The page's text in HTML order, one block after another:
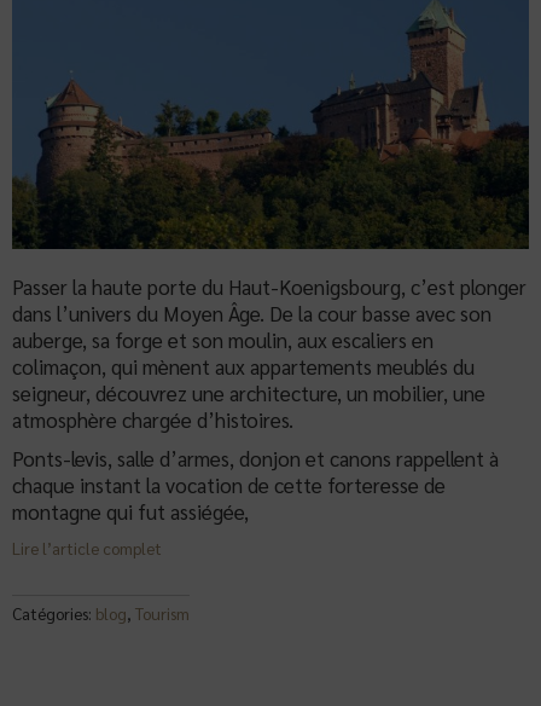
Passer la haute porte du Haut-Koenigsbourg, c’est plonger
dans l’univers du Moyen Âge. De la cour basse avec son
auberge, sa forge et son moulin, aux escaliers en
colimaçon, qui mènent aux appartements meublés du
seigneur, découvrez une architecture, un mobilier, une
atmosphère chargée d’histoires.
Ponts-levis, salle d’armes, donjon et canons rappellent à
chaque instant la vocation de cette forteresse de
montagne qui fut assiégée,
Lire l’article complet
Catégories: blog, Tourism